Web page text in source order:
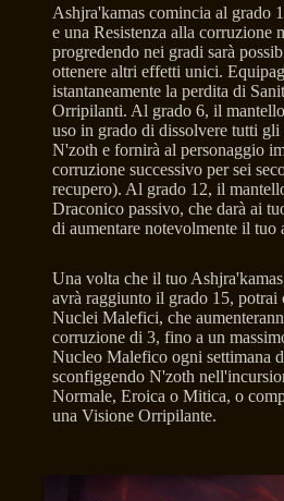
Ashjra'kamas comincia al grado
e una Resistenza alla corruzione
progredendo nei gradi sarà
ottenere altri effetti unici.
istantaneamente la perdita di
Orripilanti. Al grado 6, il
uso in grado di dissolvere tutti
N'zoth e fornirà al personaggio
corruzione successivo per sei
recupero). Al grado 12, il
Draconico passivo, che darà ai
di aumentare notevolmente il tuo
Una volta che il tuo
avrà raggiunto il grado 15, potrai
Nuclei Malefici, che
corruzione di 3, fino a un
Nucleo Malefico ogni settimana
sconfiggendo N'zoth
Normale, Eroica o Mitica, o
una Visione Orripilante.